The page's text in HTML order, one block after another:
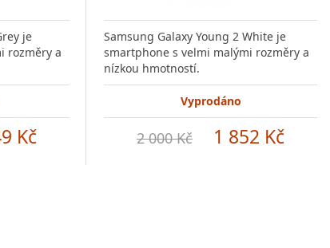
je
rozměry a
Kč
Samsung Galaxy Young 2 White je
smartphone s velmi malými rozměry a
nízkou hmotností.
Vyprodáno
2 000 Kč 1 852 Kč